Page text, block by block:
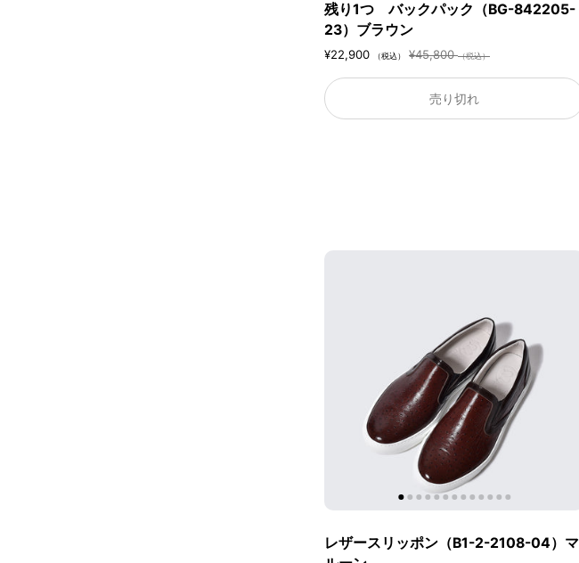
残り1つ バックパック（BG-842205-
23）ブラウン
¥22,900 （税込） ¥45,800（税込）
売り切れ
レザースリッポン（B1-2-2108-04）マ